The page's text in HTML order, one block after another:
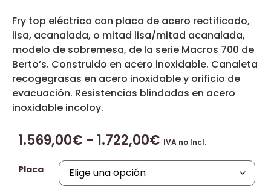
Fry top eléctrico con placa de acero rectificado,
lisa, acanalada, o mitad lisa/mitad acanalada,
modelo de sobremesa, de la serie Macros 700 de
Berto’s. Construido en acero inoxidable. Canaleta
recogegrasas en acero inoxidable y orificio de
evacuación. Resistencias blindadas en acero
inoxidable incoloy.
1.569,00€ - 1.722,00€ IVA no Incl.
Placa